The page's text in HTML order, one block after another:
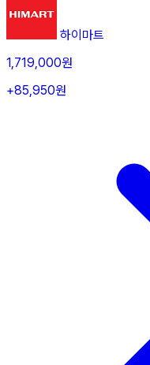
하이마트
1,719,000원
+85,950원